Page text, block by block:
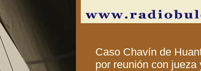
Caso Chavín de
por reunión con jueza